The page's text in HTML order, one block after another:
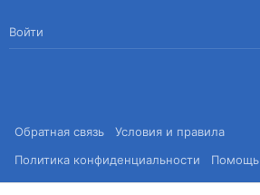
Войти
Обратная связь
Условия и правила
Политика конфиденциальности
Помощь